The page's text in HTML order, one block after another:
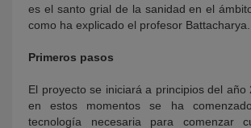
es el santo grial de la sanidad en el
como ha explicado el profesor Battacharya.
Primeros pasos
El proyecto se iniciará a principios del año
en estos momentos se ha
tecnología necesaria para comenzar